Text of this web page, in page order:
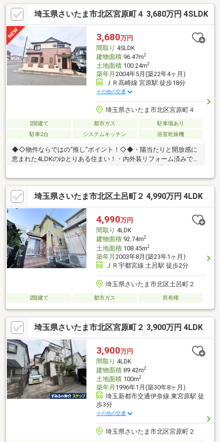
１駅の「土呂」駅まで徒歩18分都心への通勤・通学もスムーズで
すカースペース２台並列駐車可能街区内南側突き当り道路に面し
ており車の通り抜けが少なく静かな環境です約110の専門店が揃
う「ステラタウン」へ徒歩11分毎日のお買い物も、週末の家族時
間も楽しめる立地です
埼玉県さいたま市北区宮原町４ 3,680万円 4SLDK
3,680万円
間取り 4SLDK
建物面積96.47m2
土地面積100.24m2
築年月 2004年5月(築22年4ヶ月)
ＪＲ高崎線 宮原駅 徒歩18分
その他の交通
埼玉県さいたま市北区宮原町４
2階建て 都市ガス
駐車場あり
駐車2台
システムキッチン 浴室乾燥機
◆◇物件ならではの“推し”ポイント！◇◆・陽当たりと開放感に
恵まれた4LDKのゆとりある住まい！・内外装リフォーム済みで、
台分を確保！・和室を備えた4LDKは、お子様の遊び場や客間など
多目的に活用・陽当たり・開放感・収納力を兼ね備えた、子育て
世帯にもおすすめのリフォーム住宅♪◆◇SCHOOL INFO◇◆・宮
原小学校・・・徒歩6分・宮原中学校・・・徒歩5分◇◆周辺環境
◇◆・ベルクさいたま吉野町店・・・徒歩14分・セブンイレブン
さいたま吉野町1丁目店・・・徒歩15分・ドラッグストアセキ吉
野町店・・・徒歩10分
埼玉県さいたま市北区土呂町２ 4,990万円 4LDK
4,990万円
間取り 4LDK
建物面積92.74m2
土地面積108.45m2
築年月 2003年8月(築23年1ヶ月)
ＪＲ宇都宮線 土呂駅 徒歩2分
埼玉県さいたま市北区土呂町２
2階建て 都市ガス 所有権
埼玉県さいたま市北区宮原町２ 3,900万円 4LDK
3,900万円
間取り 4LDK
建物面積89.42m2
土地面積100m2
築年月 1996年1月(築30年8ヶ月)
埼玉新都市交通伊奈線 東宮原駅 徒
歩3分
その他の交通
埼玉県さいたま市北区宮原町２